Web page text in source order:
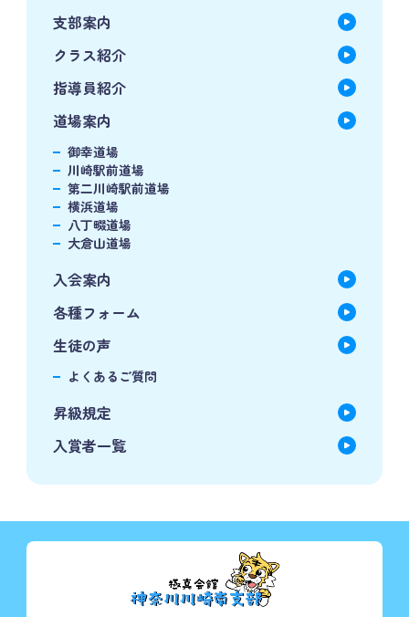
支部案内
クラス紹介
指導員紹介
道場案内
御幸道場
川崎駅前道場
第二川崎駅前道場
横浜道場
八丁畷道場
大倉山道場
入会案内
各種フォーム
生徒の声
よくあるご質問
昇級規定
入賞者一覧